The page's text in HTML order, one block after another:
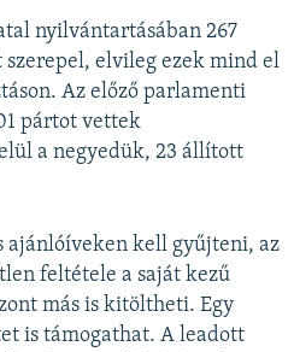
nyilvántartásában 267
elvileg ezek mind el
Az előző parlamenti
pártot vettek
a negyedük, 23 állított
ajánlóíveken kell gyűjteni, az
feltétele a saját kezű
más is kitöltheti. Egy
is támogathat. A leadott